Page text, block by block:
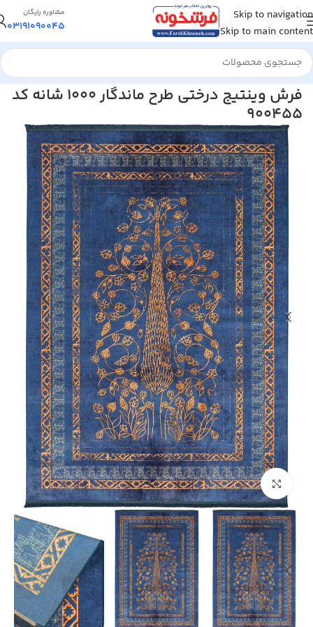
Skip to navigation
Skip to main content
مشاوره رایگان
03191090045
خانه/فرش ماشینی/فرش 1000 شانه
فرش وینتیج درختی طرح ماندگار 1000 شانه کد
900455
بزرگنمایی تصویر